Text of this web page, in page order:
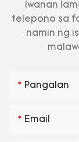
Iwanan
telepono sa
namin ng
Pangalan
Email